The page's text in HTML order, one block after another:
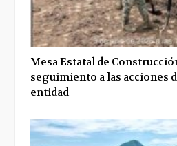
Mesa Estatal de
seguimiento a las acciones
entidad